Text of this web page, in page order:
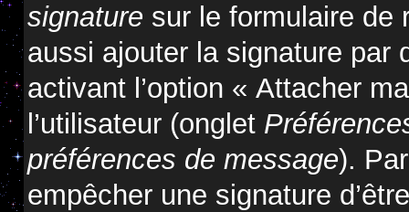
signature sur le formulaire de
aussi ajouter la signature par
activant l’option « Attacher
l’utilisateur (onglet
préférences de message).
empêcher une signature